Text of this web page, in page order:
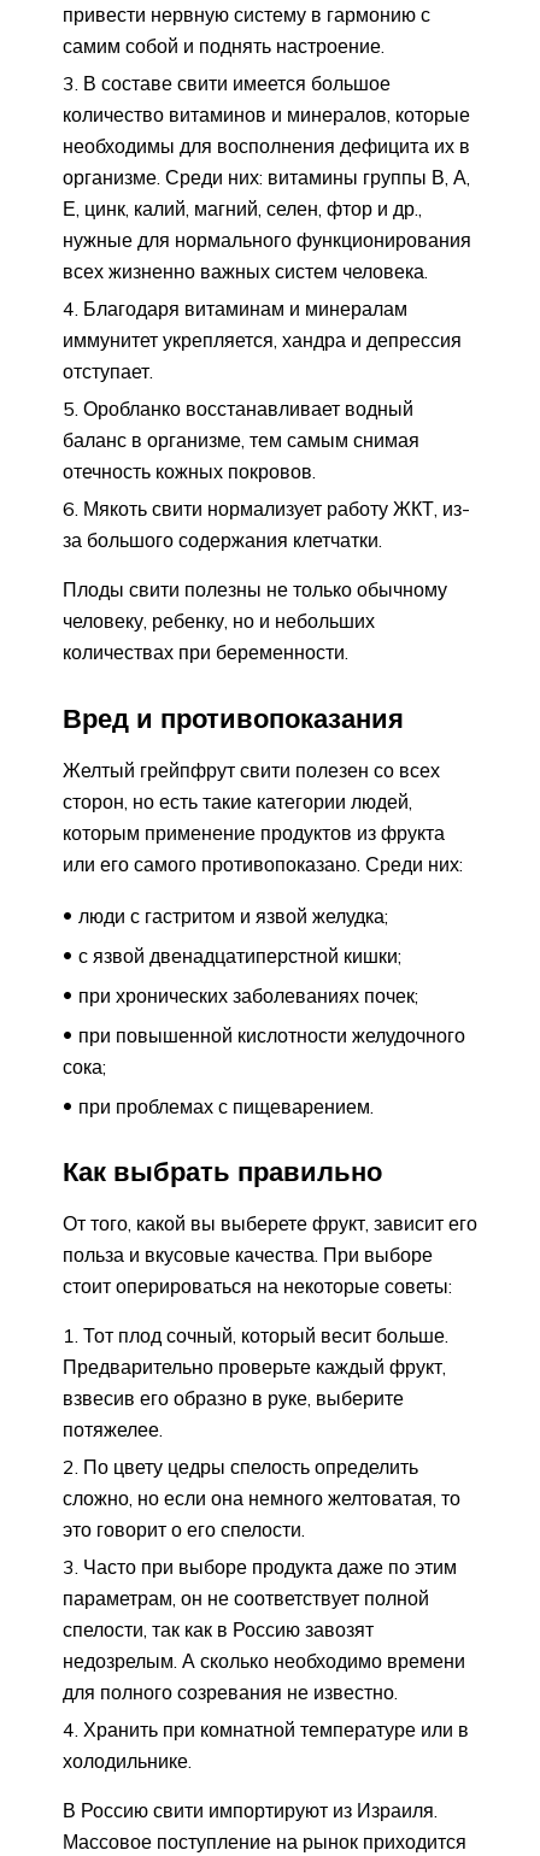
привести нервную систему в гармонию с
самим собой и поднять настроение.
В составе свити имеется большое
количество витаминов и минералов, которые
необходимы для восполнения дефицита их в
организме. Среди них: витамины группы В, А,
Е, цинк, калий, магний, селен, фтор и др.,
нужные для нормального функционирования
всех жизненно важных систем человека.
Благодаря витаминам и минералам
иммунитет укрепляется, хандра и депрессия
отступает.
Оробланко восстанавливает водный
баланс в организме, тем самым снимая
отечность кожных покровов.
Мякоть свити нормализует работу ЖКТ, из-
за большого содержания клетчатки.
Плоды свити полезны не только обычному
человеку, ребенку, но и небольших
количествах при беременности.
Вред и противопоказания
Желтый грейпфрут свити полезен со всех
сторон, но есть такие категории людей,
которым применение продуктов из фрукта
или его самого противопоказано. Среди них:
люди с гастритом и язвой желудка;
с язвой двенадцатиперстной кишки;
при хронических заболеваниях почек;
при повышенной кислотности желудочного
сока;
при проблемах с пищеварением.
Как выбрать правильно
От того, какой вы выберете фрукт, зависит его
польза и вкусовые качества. При выборе
стоит оперироваться на некоторые советы:
Тот плод сочный, который весит больше.
Предварительно проверьте каждый фрукт,
взвесив его образно в руке, выберите
потяжелее.
По цвету цедры спелость определить
сложно, но если она немного желтоватая, то
это говорит о его спелости.
Часто при выборе продукта даже по этим
параметрам, он не соответствует полной
спелости, так как в Россию завозят
недозрелым. А сколько необходимо времени
для полного созревания не известно.
Хранить при комнатной температуре или в
холодильнике.
В Россию свити импортируют из Израиля.
Массовое поступление на рынок приходится